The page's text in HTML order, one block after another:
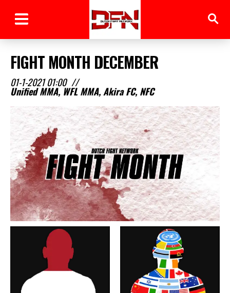
FIGHT MONTH DECEMBER
01-1-2021 01:00 //
Unified MMA, WFL MMA, Akira FC, NFC